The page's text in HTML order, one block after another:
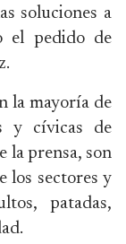
soluciones a
el pedido de
la mayoría de
y cívicas de
la prensa, son
los sectores y
patadas,